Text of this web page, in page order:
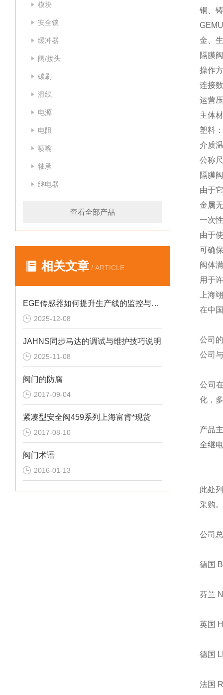
模块
安全锁
缓冲器
阀/接头
碳刷
滑线
电源
电阻
喷嘴
轴承
继电器
查看全部产品
相关文章 / ARTICLE
EGE传感器如何提升生产线的监控与管理效率？
2025-12-08
JAHNS同步马达的调试与维护技巧说明
2025-11-08
阀门的防腐
2017-09-04
紧凑型安全阀459系列上海富肯*现货
2017-08-10
阀门术语
2016-01-13
铜、
金、
隔膜
操作
连接
运营
主体
塑料
介质
公称
隔膜
由于
金属
一次
由于
可确
阀体
用于
上海
在中
公司
公司
公司
化，
产品
全继
此处
采购。
公司
德国
芬兰
英国
德国
法国